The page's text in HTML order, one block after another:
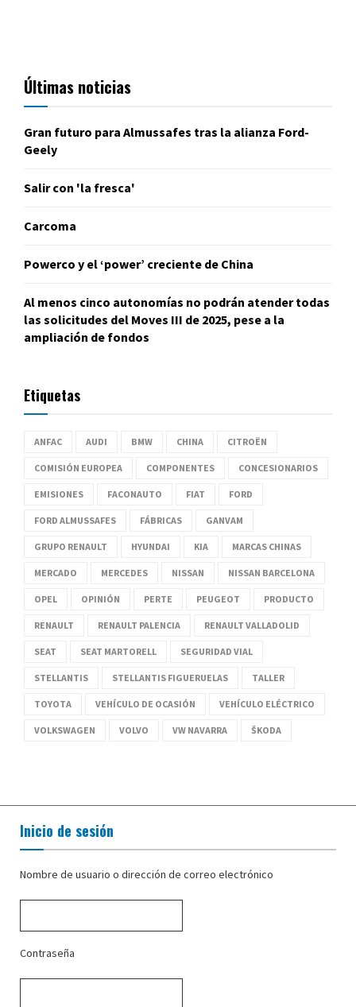
Últimas noticias
Gran futuro para Almussafes tras la alianza Ford-
Geely
Salir con 'la fresca'
Carcoma
Powerco y el ‘power’ creciente de China
Al menos cinco autonomías no podrán atender todas
las solicitudes del Moves III de 2025, pese a la
ampliación de fondos
Etiquetas
ANFAC AUDI BMW CHINA CITROËN
COMISIÓN EUROPEA COMPONENTES CONCESIONARIOS
EMISIONES FACONAUTO FIAT FORD
FORD ALMUSSAFES FÁBRICAS GANVAM
GRUPO RENAULT HYUNDAI KIA MARCAS CHINAS
MERCADO MERCEDES NISSAN NISSAN BARCELONA
OPEL OPINIÓN PERTE PEUGEOT PRODUCTO
RENAULT RENAULT PALENCIA RENAULT VALLADOLID
SEAT SEAT MARTORELL SEGURIDAD VIAL
STELLANTIS STELLANTIS FIGUERUELAS TALLER
TOYOTA VEHÍCULO DE OCASIÓN VEHÍCULO ELÉCTRICO
VOLKSWAGEN VOLVO VW NAVARRA ŠKODA
Inicio de sesión
Nombre de usuario o dirección de correo electrónico
Contraseña